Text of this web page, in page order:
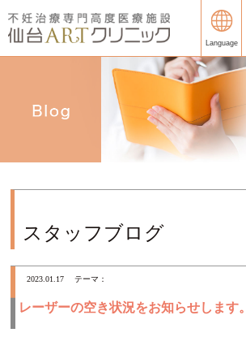
Language
スタッフブログ
2023.01.17 テーマ：
レーザーの空き状況をお知らせします。